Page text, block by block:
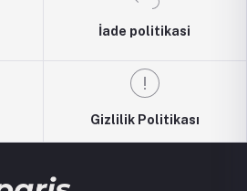
İade politikasi
Gizlilik Politikası